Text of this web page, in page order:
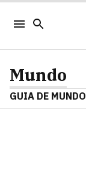
Mundo
GUIA DE MUNDO